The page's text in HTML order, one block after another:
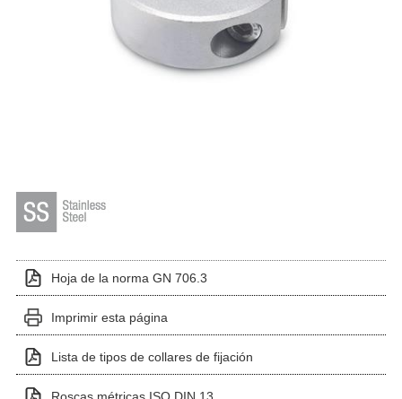
Hoja de la norma GN 706.3
Imprimir esta página
Lista de tipos de collares de fijación